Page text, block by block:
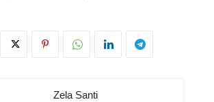
Zela Santi